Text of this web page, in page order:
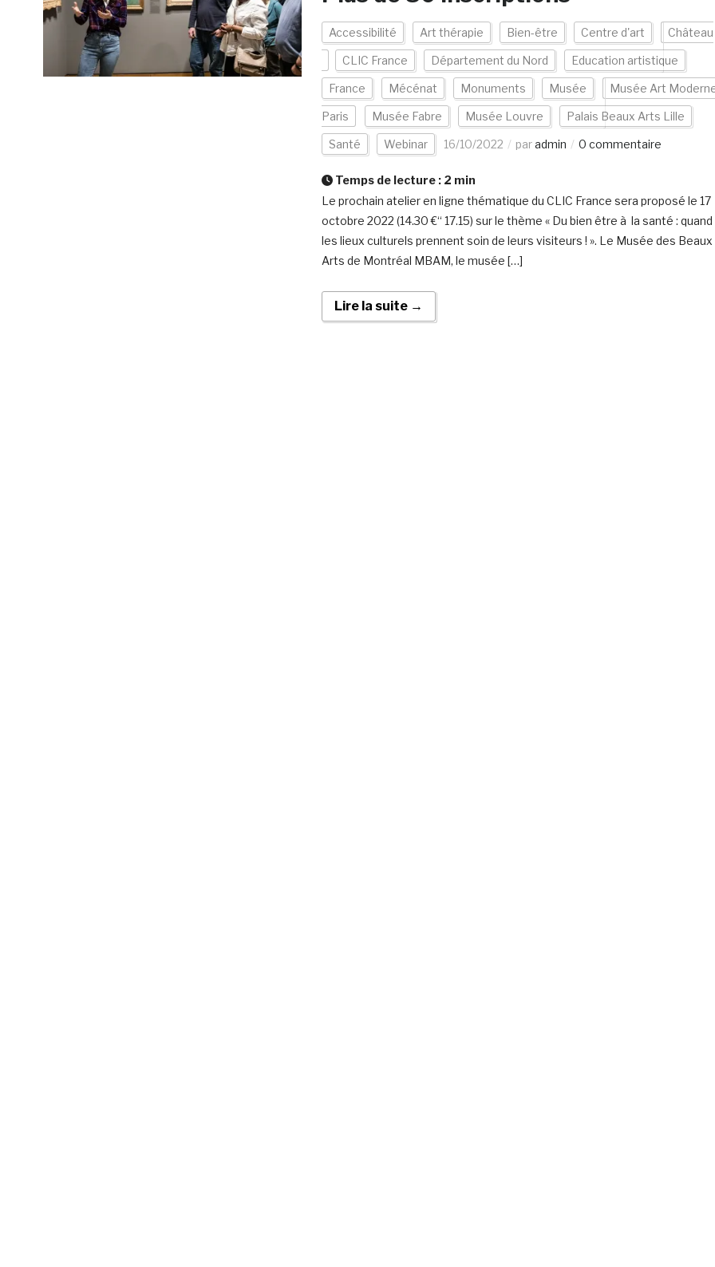
Accessibilité Art thérapie Bien-être Centre d'art Château
CLIC France Département du Nord Education artistique
France Mécénat Monuments Musée Musée Art
Paris Musée Fabre Musée Louvre Palais Beaux Arts Lille
Santé Webinar 16/10/2022 paradmin 0 commentaire
Temps de lecture : 2 min
Le prochain atelier en ligne thématique du CLIC France sera proposé le 17
octobre 2022 (14.30 €“ 17.15) sur le thème « Du bien être à la santé : quand
les lieux culturels prennent soin de leurs visiteurs ! ». Le Musée des Beaux
Arts de Montréal MBAM, le musée […]
Lire la suite →